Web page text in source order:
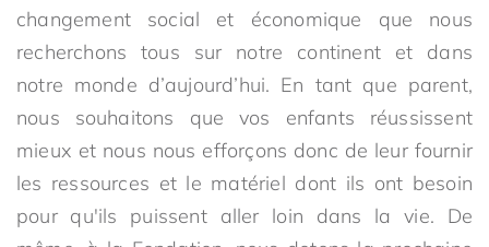
changement social et économique que nous
recherchons tous sur notre continent et dans
notre monde d’aujourd’hui. En tant que parent,
nous souhaitons que vos enfants réussissent
mieux et nous nous efforçons donc de leur fournir
les ressources et le matériel dont ils ont besoin
pour qu'ils puissent aller loin dans la vie. De